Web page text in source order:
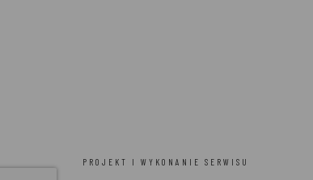
PROJEKT I WYKONANIE SERWISU